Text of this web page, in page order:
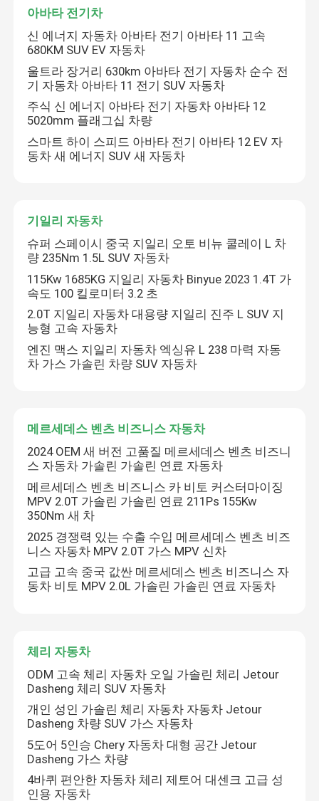
홈
제품 소개
회사 소개
아바타 전기차
신 에너지 자동차 아바타 전기 아바타 11 고속
680KM SUV EV 자동차
울트라 장거리 630km 아바타 전기 자동차 순수 전
기 자동차 아바타 11 전기 SUV 자동차
주식 신 에너지 아바타 전기 자동차 아바타 12
5020mm 플래그십 차량
스마트 하이 스피드 아바타 전기 아바타 12 EV 자
동차 새 에너지 SUV 새 자동차
기일리 자동차
슈퍼 스페이시 중국 지일리 오토 비뉴 쿨레이 L 차
량 235Nm 1.5L SUV 자동차
115Kw 1685KG 지일리 자동차 Binyue 2023 1.4T 가
속도 100 킬로미터 3.2 초
2.0T 지일리 자동차 대용량 지일리 진주 L SUV 지
능형 고속 자동차
엔진 맥스 지일리 자동차 엑싱유 L 238 마력 자동
차 가스 가솔린 차량 SUV 자동차
메르세데스 벤츠 비즈니스 자동차
2024 OEM 새 버전 고품질 메르세데스 벤츠 비즈니
스 자동차 가솔린 가솔린 연료 자동차
메르세데스 벤츠 비즈니스 카 비토 커스터마이징
MPV 2.0T 가솔린 가솔린 연료 211Ps 155Kw
350Nm 새 차
2025 경쟁력 있는 수출 수입 메르세데스 벤츠 비즈
니스 자동차 MPV 2.0T 가스 MPV 신차
고급 고속 중국 값싼 메르세데스 벤츠 비즈니스 자
동차 비토 MPV 2.0L 가솔린 가솔린 연료 자동차
체리 자동차
ODM 고속 체리 자동차 오일 가솔린 체리 Jetour
Dasheng 체리 SUV 자동차
개인 성인 가솔린 체리 자동차 자동차 Jetour
Dasheng 차량 SUV 가스 자동차
5도어 5인승 Chery 자동차 대형 공간 Jetour
Dasheng 가스 차량
4바퀴 편안한 자동차 체리 제토어 대센크 고급 성
인용 자동차